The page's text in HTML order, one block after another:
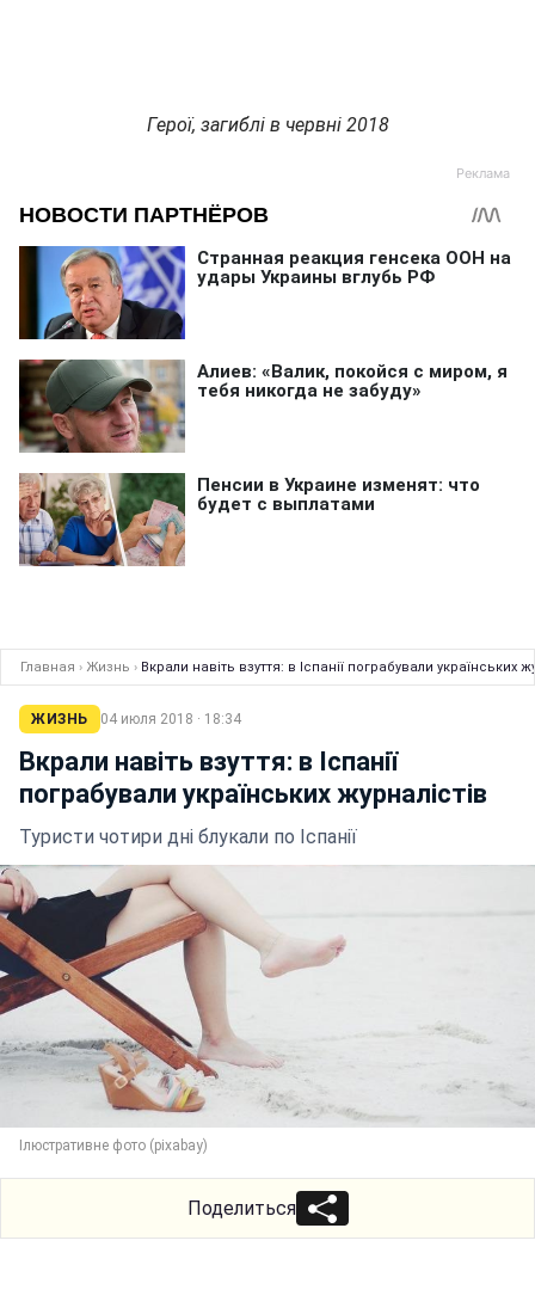
Герої, загиблі в червні 2018
Главная › Жизнь › Вкрали навіть взуття: в Іспанії пограбували українських
ЖИЗНЬ 04 июля 2018 · 18:34
Вкрали навіть взуття: в Іспанії
пограбували українських журналістів
Туристи чотири дні блукали по Іспанії
Ілюстративне фото (pixabay)
Поделиться